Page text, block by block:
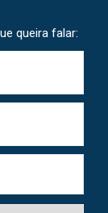
queira falar: